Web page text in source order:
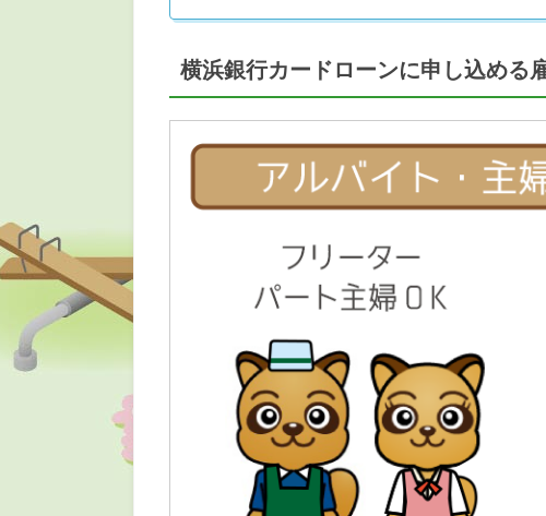
横浜銀行カードローンに申し込める